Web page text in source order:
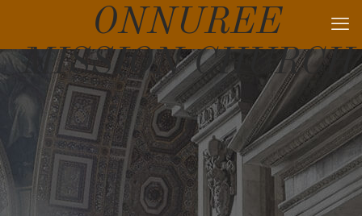
ONNUREE
MISSION CHURCH